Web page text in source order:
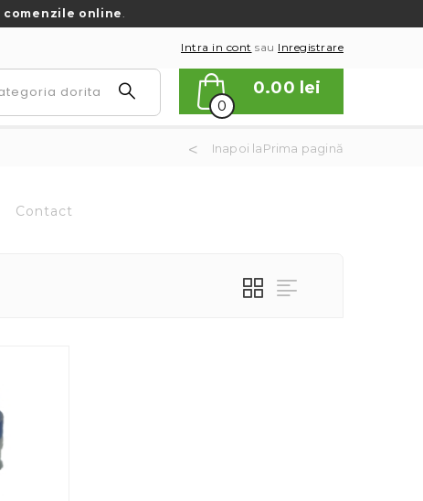
comenzile online.
Intra in cont sau Inregistrare
0
0.00 lei
Inapoi laPrima pagină
Contact